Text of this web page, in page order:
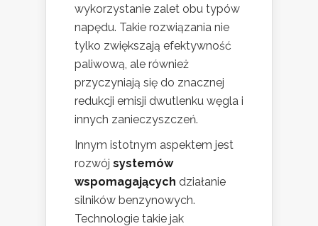
wykorzystanie zalet obu typów
napędu. Takie rozwiązania nie
tylko zwiększają efektywność
paliwową, ale również
przyczyniają się do znacznej
redukcji emisji dwutlenku węgla i
innych zanieczyszczeń.
Innym istotnym aspektem jest
rozwój systemów
wspomagających działanie
silników benzynowych.
Technologie takie jak